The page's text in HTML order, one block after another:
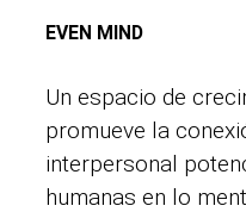
EVEN MIND
Un espacio de
promueve la
interpersonal
humanas en lo